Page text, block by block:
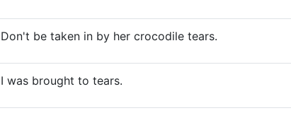
Don't be taken in by her crocodile tears.
I was brought to tears.